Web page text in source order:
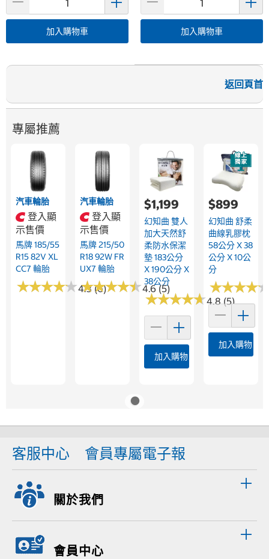
加入購物車 加入購物車
返回頁首
專屬推薦
汽車輪胎
登入顯
示售價
馬牌 185/55
R15 82V XL
CC7 輪胎
★★★★★
★★★★★4.3 (6)
汽車輪胎
登入顯
示售價
馬牌 215/50
R18 92W FR
UX7 輪胎
★★★★★
★★★★★4.6 (5)
$1,199
幻知曲 雙人
加大天然舒
柔防水保潔
墊 183公分
X 190公分 X
38公分
★★★★★
★★★★★4.8 (5)
加入購物車
$899
幻知曲 舒柔
曲線乳膠枕
58公分 X 38
公分 X 10公
分
★★★★
★★★★
加入購物車
客服中心 會員專屬電子報
關於我們
會員中心